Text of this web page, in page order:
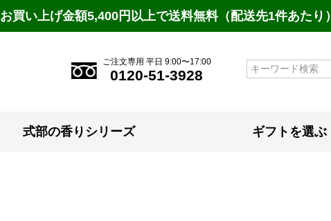
お買い上げ金額5,400円以上で送料無料（配送先1件あたり）
ご注文専用 平日 9:00〜17:00
0120-51-3928
式部の香りシリーズ ギフトを選ぶ